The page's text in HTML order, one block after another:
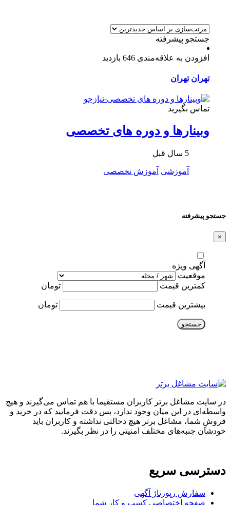
جستجو پیشرفته
افزودن به علاقه‌مندی 646 بازدید
تهران تهران
تماس بگیرید
وبینارها و دوره های تخصصی
5 سال قبل
آموزشی آموزش تخصصی
جستجو پیشرفته
×
آگهی ویژه
موقعیت
کمترین قیمت
تومان
بیشترین قیمت تومان
جستجو
در سایت مشاغل برتر کاربران مستقیما با هم تماس می‌گیرند و هیچ
واسطه‌ای در این میان وجود ندارد، پس دقت فرمایید که در خرید و
فروشِ شما، مشاغل برتر هیچ دخالتی نداشته و کاربران باید
خودشان جنبه‌های مختلف امنیتی را در نظر بگیرند.
دسترسی سریع
سفارش رپورتاژ آگهی
صفحه اختصاصی کسب و کار شما